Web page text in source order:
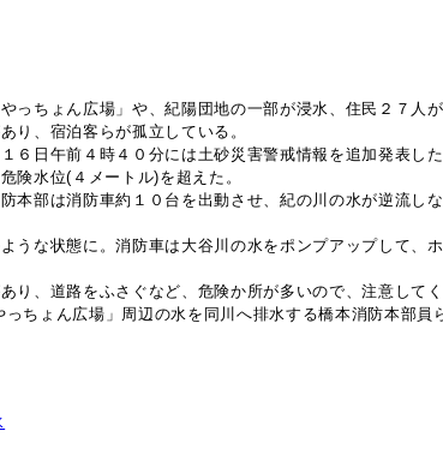
ちょん広場」や、紀陽団地の一部が浸水、住民２７人
り、宿泊客らが孤立している。
日午前４時４０分には土砂災害警戒情報を追加発表した
険水位(４メートル)を超えた。
部は消防車約１０台を出動させ、紀の川の水が逆流し
な状態に。消防車は大谷川の水をポンプアップして、
、道路をふさぐなど、危険か所が多いので、注意して
ょん広場」周辺の水を同川へ排水する橋本消防本部員